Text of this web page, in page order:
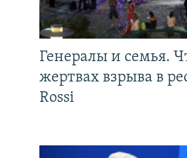
Генералы и семья.
жертвах взрыва в
Rossi